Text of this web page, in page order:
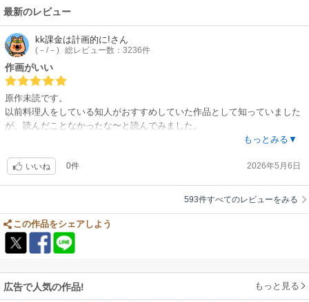
言ではないです♪
最新のレビュー
kk課金は計画的に!さん
(－/－) 総レビュー数：3236件
作画がいい
原作未読です。
以前料理人をしている知人がおすすめしていた作品として知っていました
が、読んだことなかったな〜と読んでみました。
異世界に繋がる居酒屋という設定が面白い作品。料理に絡めながら、異世
退屈に感じることもありますが、一気読みとかでなくゆっくり読むのに向
コミカライズの感想としては、作画がいい。キャラクター、表情、背景、
もっとみる▼
いいね 0件 2026年5月6日
593件すべてのレビューをみる
この作品をシェアしよう
広告で人気の作品! もっと見る